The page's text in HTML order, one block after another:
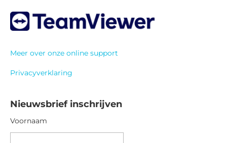
Meer over onze online support
Privacyverklaring
Nieuwsbrief inschrijven
Voornaam